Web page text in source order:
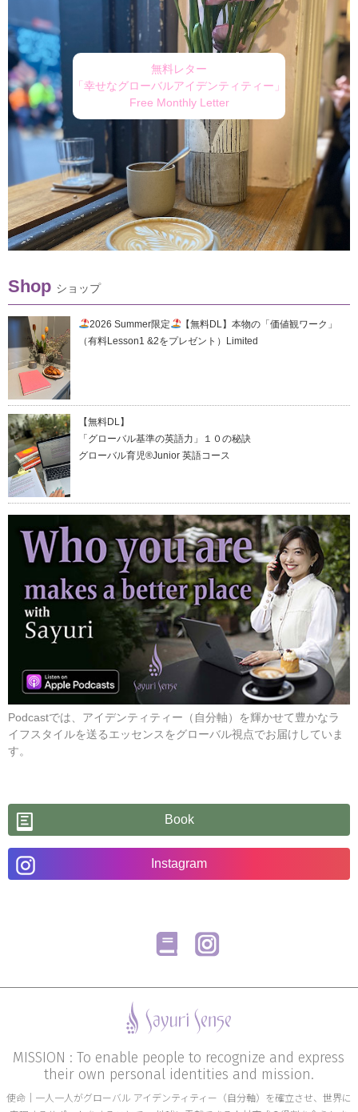
無料レター
「幸せなグローバルアイデンティティー」
Free Monthly Letter
Shop ショップ
2026 Summer限定
【無料DL】本物の「価値観ワーク」
（有料Lesson1 &2をプレゼント）Limited
【無料DL】
「グローバル基準の英語力」１０の秘訣
グローバル育児®Junior 英語コース
Podcastでは、アイデンティティー（自分軸）を輝かせて豊かなラ
イフスタイルを送るエッセンスをグローバル視点でお届けしていま
す。
Book
Instagram
MISSION : To enable people to recognize and express
their own personal identities and mission.
使命│一人一人がグローバル アイデンティティー（自分軸）を確立させ、世界に